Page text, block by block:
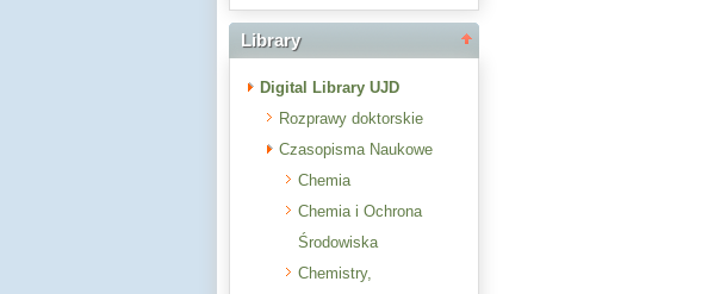
Library
Digital Library UJD
Rozprawy doktorskie
Czasopisma Naukowe
Chemia
Chemia i Ochrona
Środowiska
Chemistry,